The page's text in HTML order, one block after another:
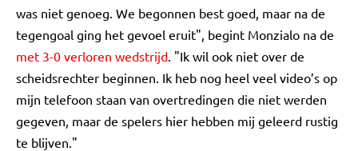
was niet genoeg. We begonnen best goed, maar na de
tegengoal ging het gevoel eruit", begint Monzialo na de
met 3-0 verloren wedstrijd. "Ik wil ook niet over de
scheidsrechter beginnen. Ik heb nog heel veel video’s op
mijn telefoon staan van overtredingen die niet werden
gegeven, maar de spelers hier hebben mij geleerd rustig
te blijven."